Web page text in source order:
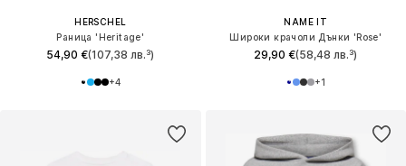
HERSCHEL
Раница 'Heritage'
54,90 €(107,38 лв.³)
+4
NAME IT
Широки крачоли Дънки 'Rose'
29,90 €(58,48 лв.³)
+1